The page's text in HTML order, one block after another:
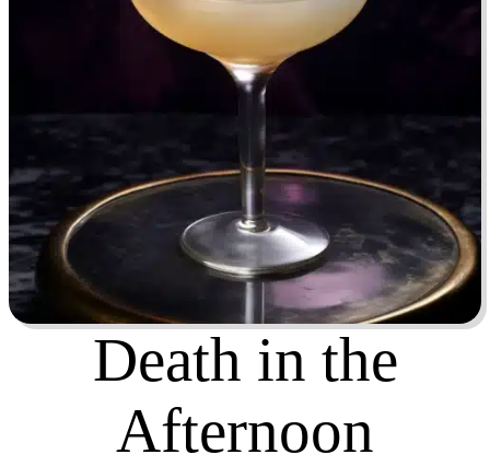
Death in the
Afternoon